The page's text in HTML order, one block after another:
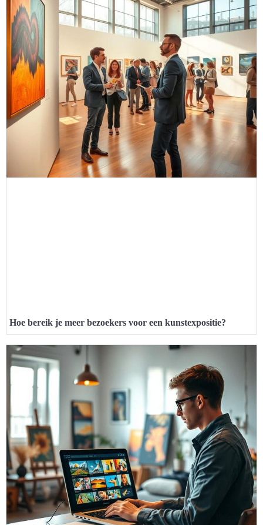
Hoe bereik je meer bezoekers voor een kunstexpositie?